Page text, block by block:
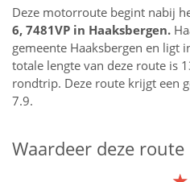
Deze motorroute begint nabij
6, 7481VP in Haaksbergen.
gemeente Haaksbergen en ligt
totale lengte van deze route is
rondtrip. Deze route krijgt een
7.9.
Waardeer deze route